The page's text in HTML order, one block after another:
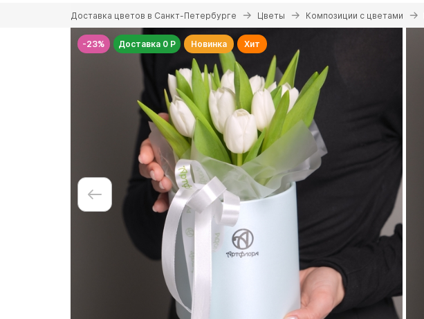
здесь
Доставка цветов в Санкт-Петербурге Цветы Композиции с цветами
-23% Доставка 0 Р Новинка Хит